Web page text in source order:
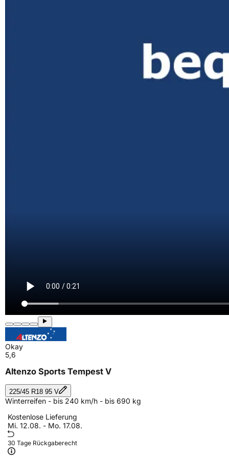
Okay
5,6
Altenzo Sports Tempest V
225/45 R18 95 V
Winterreifen - bis 240 km/h - bis 690 kg
Kostenlose Lieferung
Mi. 12.08. - Mo. 17.08.
30 Tage Rückgaberecht